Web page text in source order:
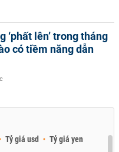
‘phất lên’ trong tháng
có tiềm năng dẫn
Tỷ giá usd
Tỷ giá yen